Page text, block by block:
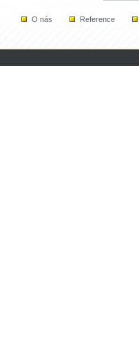
O nás Reference